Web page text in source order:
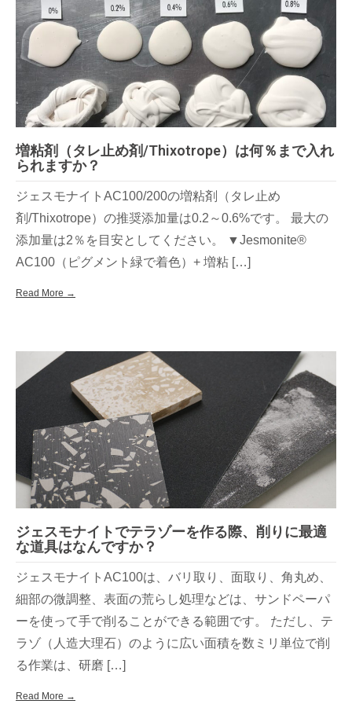
増粘剤（タレ止め剤/Thixotrope）は何％まで入れ
られますか？
ジェスモナイトAC100/200の増粘剤（タレ止め
剤/Thixotrope）の推奨添加量は0.2～0.6%です。 最大の
添加量は2％を目安としてください。 ▼Jesmonite®
AC100（ピグメント緑で着色）+ 増粘 […]
Read More →
ジェスモナイトでテラゾーを作る際、削りに最適
な道具はなんですか？
ジェスモナイトAC100は、バリ取り、面取り、角丸め、
細部の微調整、表面の荒らし処理などは、サンドペーパ
ーを使って手で削ることができる範囲です。 ただし、テ
ラゾ（人造大理石）のように広い面積を数ミリ単位で削
る作業は、研磨 […]
Read More →